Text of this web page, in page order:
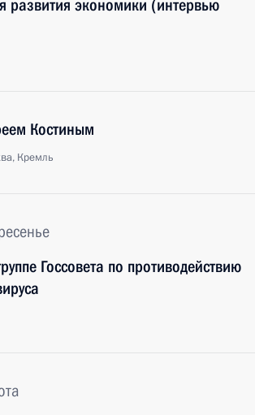
развития экономики (интервью
Костиным
Кремль
Госсовета по противодействию